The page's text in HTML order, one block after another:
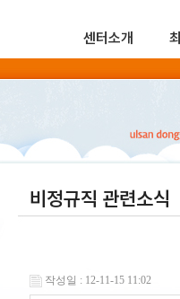
센터소개
비정규직 관련소식
작성일 : 12-11-15 11:02